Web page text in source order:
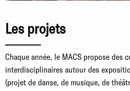
Les projets
Chaque année, le MACS propose des
interdisciplinaires autour des
(projet de danse, de musique, de